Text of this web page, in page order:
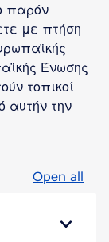
παρόν
με πτήση
Ένωσης
τοπικοί
αυτήν την
Open all